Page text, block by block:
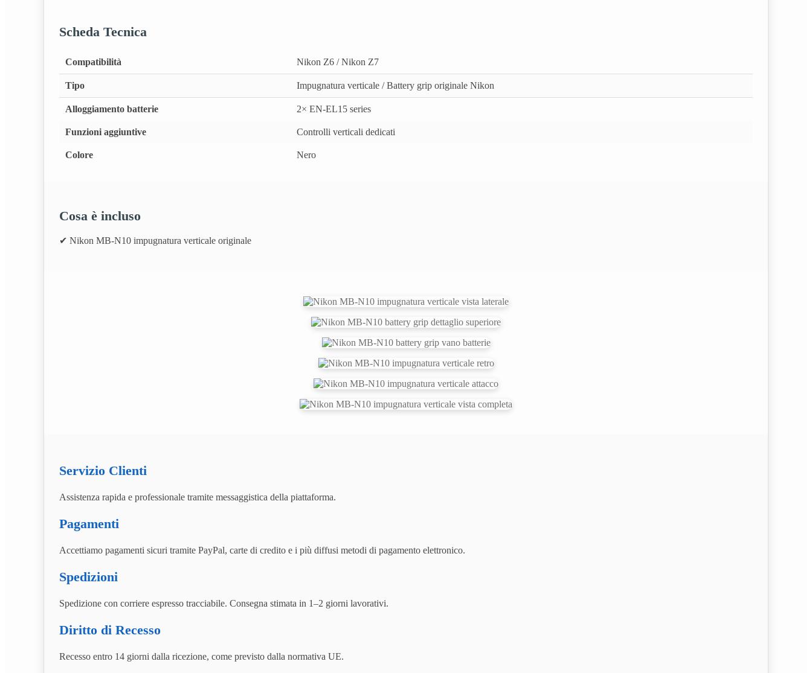
Scheda Tecnica
Compatibilità Nikon Z6 / Nikon Z7
Tipo Impugnatura verticale / Battery grip originale Nikon
Alloggiamento batterie 2× EN‑EL15 series
Funzioni aggiuntive Controlli verticali dedicati
Colore Nero
Cosa è incluso
✔ Nikon MB‑N10 impugnatura verticale originale
Servizio Clienti
Assistenza rapida e professionale tramite messaggistica della piattaforma.
Pagamenti
Accettiamo pagamenti sicuri tramite PayPal, carte di credito e i più diffusi metodi di pagamento elettronico.
Spedizioni
Spedizione con corriere espresso tracciabile. Consegna stimata in 1–2 giorni lavorativi.
Diritto di Recesso
Recesso entro 14 giorni dalla ricezione, come previsto dalla normativa UE.